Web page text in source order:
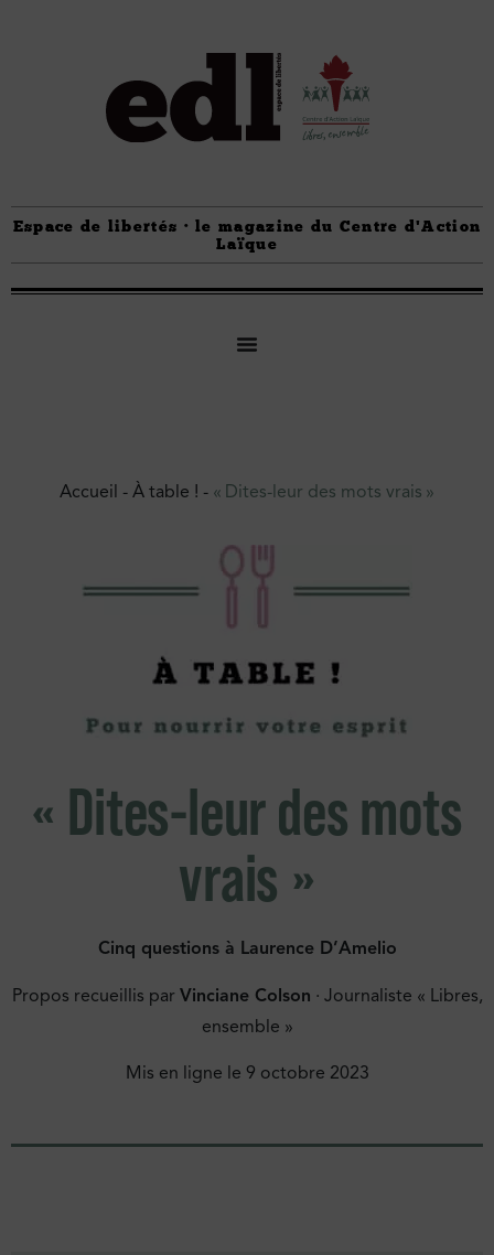
Espace de libertés · le magazine du Centre d'Action
Laïque
Accueil - À table ! - « Dites-leur des mots vrais »
« Dites-leur des mots
vrais »
Cinq questions à Laurence D’Amelio
Propos recueillis par Vinciane Colson · Journaliste « Libres,
ensemble »
Mis en ligne le 9 octobre 2023